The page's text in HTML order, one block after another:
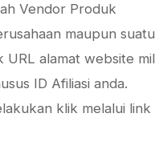
Vendor Produk
maupun suatu
URL alamat website
ID Afiliasi anda.
klik melalui link